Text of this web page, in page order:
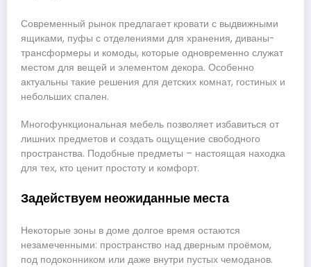
Современный рынок предлагает кровати с выдвижными
ящиками, пуфы с отделениями для хранения, диваны-
трансформеры и комоды, которые одновременно служат
местом для вещей и элементом декора. Особенно
актуальны такие решения для детских комнат, гостиных и
небольших спален.
Многофункциональная мебель позволяет избавиться от
лишних предметов и создать ощущение свободного
пространства. Подобные предметы – настоящая находка
для тех, кто ценит простоту и комфорт.
Задействуем неожиданные места
Некоторые зоны в доме долгое время остаются
незамеченными: пространство над дверным проёмом,
под подоконником или даже внутри пустых чемоданов.